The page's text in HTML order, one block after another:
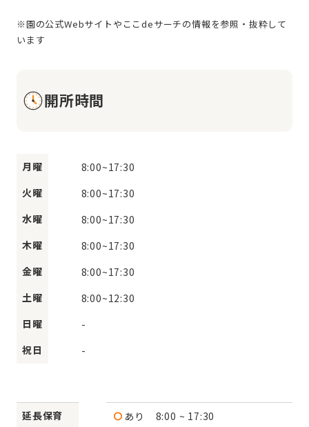
※園の公式Webサイトやここdeサーチの情報を参照・抜粋して
開所時間
月曜 8:00~17:30
火曜
8:00~17:30
水曜
8:00~17:30
木曜
8:00~17:30
金曜
8:00~17:30
土曜
8:00~12:30
日曜
-
祝日
-
延長保育 あり
8:00 ~ 17:30